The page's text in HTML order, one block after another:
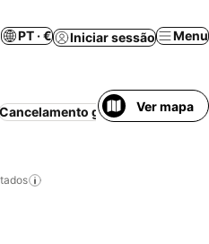
PT · € Iniciar sessão Menu
Cancelamento gratuitoVer mapa